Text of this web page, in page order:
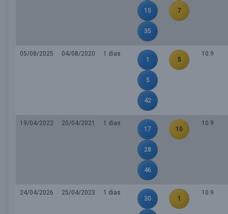
15
35
7
05/08/2025 04/08/2020
1 dias
1
5
42
5
10.9
19/04/2022 20/04/2021
1 dias
17
28
46
10
10.9
24/04/2026 25/04/2023
1 dias
30
1
10.9